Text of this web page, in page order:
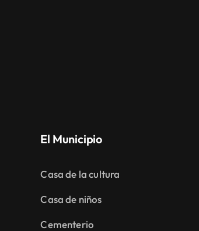
El Municipio
Casa de la cultura
Casa de niños
Cementerio